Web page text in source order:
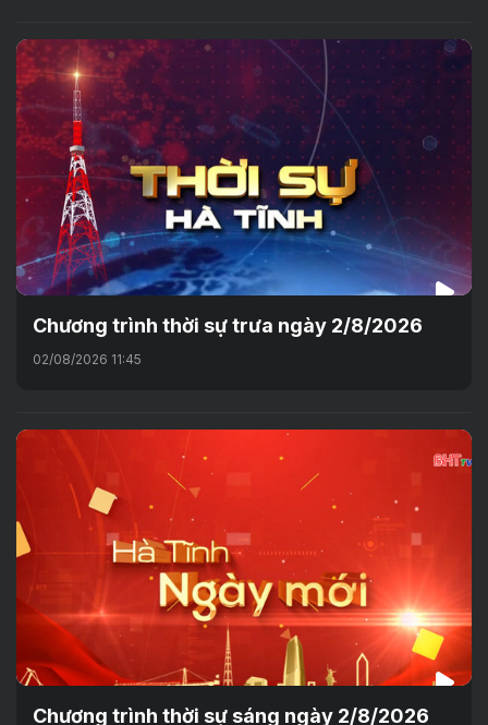
Chương trình thời sự trưa ngày 2/8/2026
02/08/2026 11:45
Chương trình thời sự sáng ngày 2/8/2026